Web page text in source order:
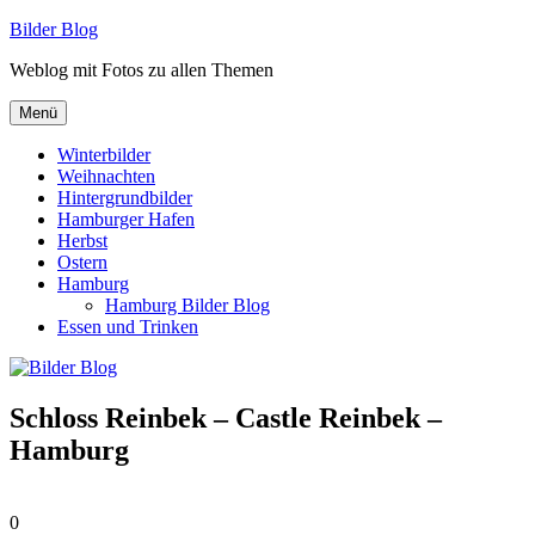
Zum
springen
Bilder Blog
Weblog mit Fotos zu allen Themen
Menü
Winterbilder
Weihnachten
Hintergrundbilder
Hamburger Hafen
Herbst
Ostern
Hamburg
Hamburg Bilder Blog
Essen und Trinken
Schloss Reinbek – Castle Reinbek –
Hamburg
0